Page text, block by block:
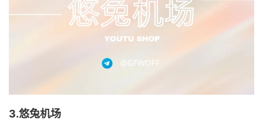
3.悠兔机场